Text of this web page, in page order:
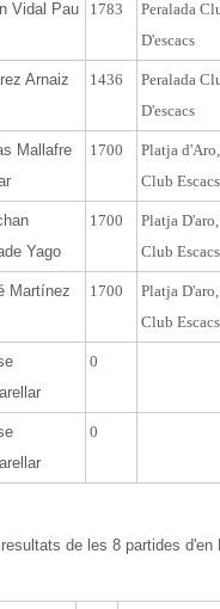
Vidal Pau 1783
Peralada
D'escacs
Arnaiz
1436
Peralada
D'escacs
Mallafre
1700
Platja d'Aro,
Club Escacs
Yago
1700
Platja D'aro,
Club Escacs
Martínez
1700
Platja D'aro,
Club Escacs
0
0
de les 8 partides d'en